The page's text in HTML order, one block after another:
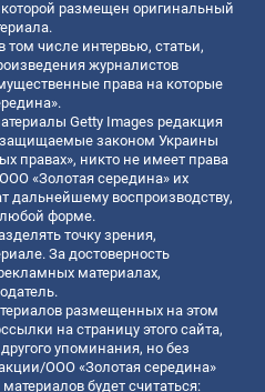
которой размещен оригинальный
том числе интервью, статьи,
журналистов
права на которые
Getty Images редакция
законом Украины
правах», никто не имеет права
«Золотая середина» их
дальнейшему воспроизводству,
форме.
точку зрения,
За достоверность
материалах,
размещенных на этом
на страницу этого сайта,
упоминания, но без
ООО «Золотая середина»
будет считаться: